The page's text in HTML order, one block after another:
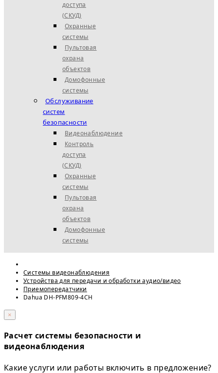
доступа
(СКУД)
Охранные
системы
Пультовая
охрана
объектов
Домофонные
системы
Обслуживание
систем
безопасности
Видеонаблюдение
Контроль
доступа
(СКУД)
Охранные
системы
Пультовая
охрана
объектов
Домофонные
системы
Системы видеонаблюдения
Устройства для передачи и обработки аудио/видео
Приемопередатчики
Dahua DH-PFM809-4CH
×
Расчет системы безопасности и
видеонаблюдения
Какие услуги или работы включить в предложение?